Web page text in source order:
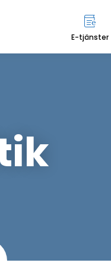
E-tjänster